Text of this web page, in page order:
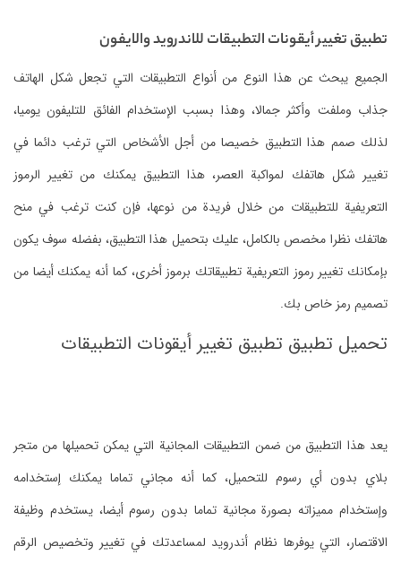
تطبيق تغيير أيقونات التطبيقات للاندرويد والايفون
الجميع يبحث عن هذا النوع من أنواع التطبيقات التي تجعل شكل الهاتف
جذاب وملفت وأكثر جمالا، وهذا بسبب الإستخدام الفائق للتليفون يوميا،
لذلك صمم هذا التطبيق خصيصا من أجل الأشخاص التي ترغب دائما في
تغيير شكل هاتفك لمواكبة العصر، هذا التطبيق يمكنك من تغيير الرموز
التعريفية للتطبيقات من خلال فريدة من نوعها، فإن كنت ترغب في منح
هاتفك نظرا مخصص بالكامل، عليك بتحميل هذا التطبيق، بفضله سوف يكون
بإمكانك تغيير رموز التعريفية تطبيقاتك برموز أخرى، كما أنه يمكنك أيضا من
تصميم رمز خاص بك.
تحميل تطبيق تطبيق تغيير أيقونات التطبيقات
يعد هذا التطبيق من ضمن التطبيقات المجانية التي يمكن تحميلها من متجر
بلاي بدون أي رسوم للتحميل، كما أنه مجاني تماما يمكنك إستخدامه
وإستخدام مميزاته بصورة مجانية تماما بدون رسوم أيضا، يستخدم وظيفة
الاقتصار، التي يوفرها نظام أندرويد لمساعدتك في تغيير وتخصيص الرقم